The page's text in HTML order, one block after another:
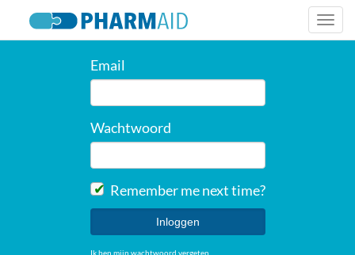
Email
Wachtwoord
Remember me next time?
Ik ben mijn wachtwoord vergeten